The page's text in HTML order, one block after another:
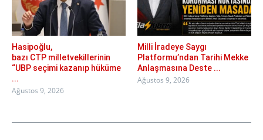
Hasipoğlu,
bazı CTP milletvekillerinin
“UBP seçimi kazanıp hüküme
...
Ağustos 9, 2026
Milli İradeye Saygı
Platformu’ndan Tarihi Mekke
Anlaşmasına Deste ...
Ağustos 9, 2026